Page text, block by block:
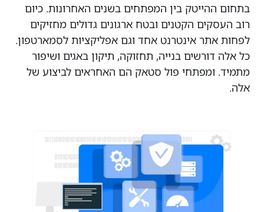
בתחום ההייטק בין המפתחים בשנים האחרונות. כיום
רוב העסקים הקטנים ובטח ארגונים גדולים מחזיקים
לפחות אתר אינטרנט אחד וגם אפליקציות לסמארטפון.
כל אלה דורשים בנייה, תחזוקה, תיקון באגים ושיפור
מתמיד. ומפתחי פול סטאק הם האחראים לביצוע של
אלה.